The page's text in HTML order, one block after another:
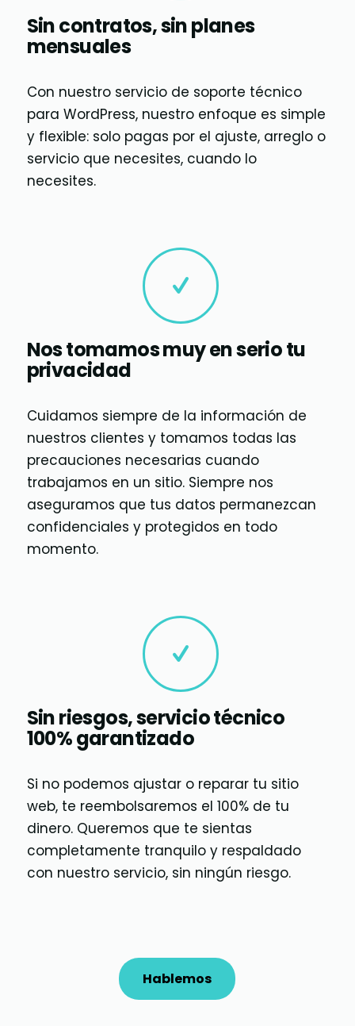
Sin contratos, sin planes
mensuales
Con nuestro servicio de soporte técnico
para WordPress, nuestro enfoque es simple
y flexible: solo pagas por el ajuste, arreglo o
servicio que necesites, cuando lo
necesites.
Nos tomamos muy en serio tu
privacidad
Cuidamos siempre de la información de
nuestros clientes y tomamos todas las
precauciones necesarias cuando
trabajamos en un sitio. Siempre nos
aseguramos que tus datos permanezcan
confidenciales y protegidos en todo
momento.
Sin riesgos, servicio técnico
100% garantizado
Si no podemos ajustar o reparar tu sitio
web, te reembolsaremos el 100% de tu
dinero. Queremos que te sientas
completamente tranquilo y respaldado
con nuestro servicio, sin ningún riesgo.
Hablemos